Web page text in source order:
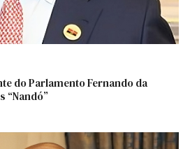
do Parlamento Fernando da
“Nandó”